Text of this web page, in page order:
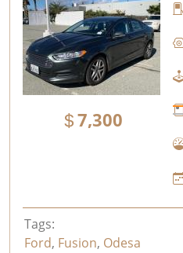
7,300
Tags:
Ford, Fusion, Odesa